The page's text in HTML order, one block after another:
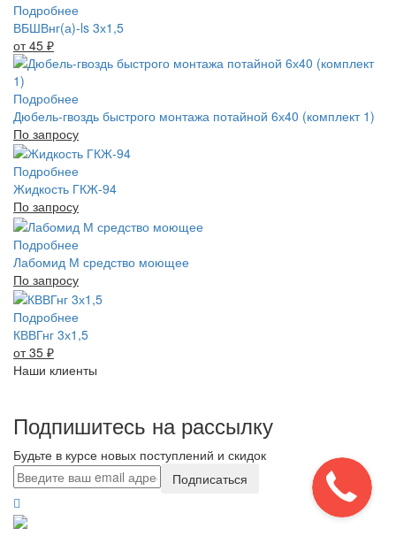
Подробнее
ВБШВнг(а)-ls 3х1,5
от 45 ₽
Подробнее
Дюбель-гвоздь быстрого монтажа потайной 6х40 (комплект 1)
По запросу
Подробнее
Жидкость ГКЖ-94
По запросу
Подробнее
Лабомид М средство моющее
По запросу
Подробнее
КВВГнг 3х1,5
от 35 ₽
Наши клиенты
Подпишитесь на рассылку
Будьте в курсе новых поступлений и скидок
Подписаться